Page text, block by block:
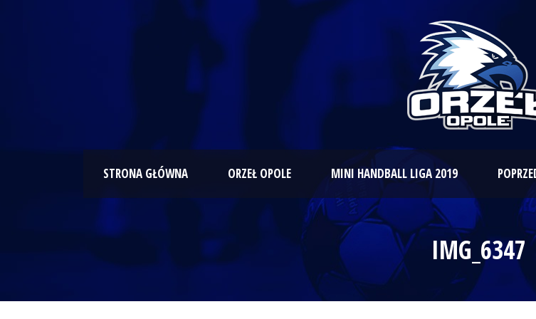
STRONA GŁÓWNA ORZEŁ OPOLE MINI HANDBALL LIGA 2019
IMG_6347